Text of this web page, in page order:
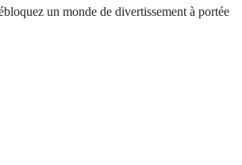
un monde de divertissement à portée